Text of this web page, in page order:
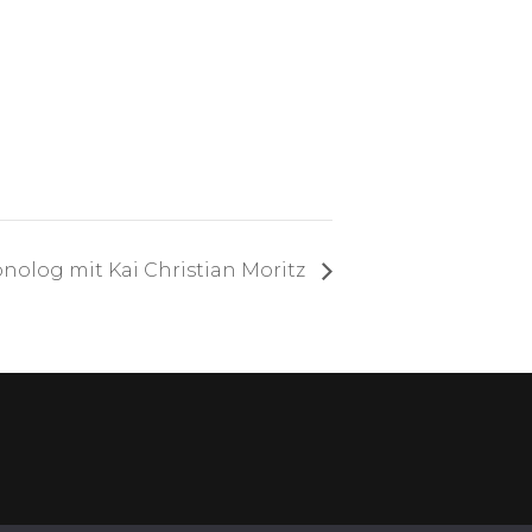
mit Kai Christian Moritz